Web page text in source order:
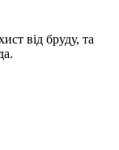
від бруду, та